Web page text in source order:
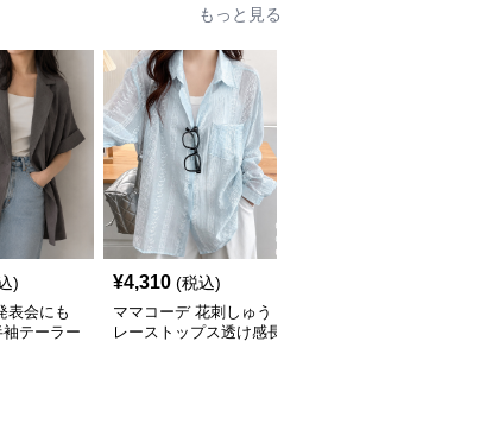
もっと見る
)
表会にも
テーラー
¥4,310 (税込)
ママコーデ 花刺しゅう
レーストップス透け感長